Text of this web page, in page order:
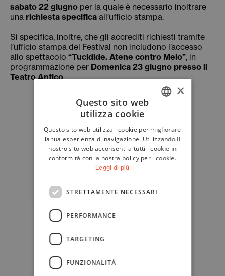
sabato 22 giugno per la quale è necessario inoltrare
una richiesta specifica all’ufficio stampa.
Si specifica, inoltre, che gli accrediti richiesti tramite
l’ufficio stampa del Festival non includono l’accesso
allo spettacolo “Tucidide. Atene contro Melo”, in
programmazione per Domenica 23 giugno presso il
Teatro Antico.
ENGLISH
×
Questo sito web
utilizza cookie
Questo sito web utilizza i cookie per migliorare
la tua esperienza di navigazione. Utilizzando il
nostro sito web acconsenti a tutti i cookie in
conformità con la nostra policy per i cookie.
Leggi di più
STRETTAMENTE NECESSARI
PERFORMANCE
TARGETING
FUNZIONALITÀ